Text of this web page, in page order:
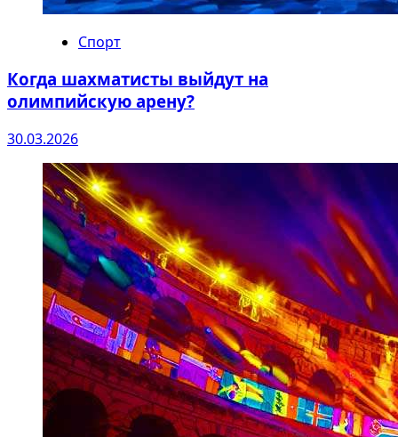
Спорт
Когда шахматисты выйдут на
олимпийскую арену?
30.03.2026